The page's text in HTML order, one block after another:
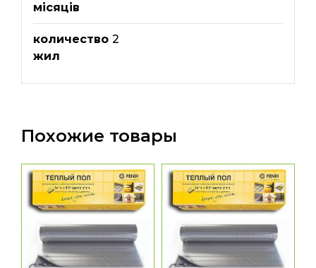
місяців
количество
жил
2
Похожие товары